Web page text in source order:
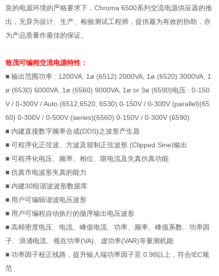
良的电源环境的严格要求下，Chroma 6500系列交流电源供应器的推
出，无异为设计、生产、检验测试工程师，提供最为有效的协助，亦
为产品质量作最佳的保证。
致茂可编程交流电源特性：
■ 输出范围功率 : 1200VA, 1ø (6512) 2000VA, 1ø (6520) 3000VA, 1
ø (6530) 6000VA, 1ø (6560) 9000VA, 1ø or 3ø (6590)电压 : 0-150
V / 0-300V / Auto (6512,6520, 6530) 0-150V / 0-300V (parallel)(65
60) 0-300V / 0-500V (series)(6560) 0-150V / 0-300V (6590)
■ 内建直接数字频率合成(DDS)之波形产生器
■ 可程序化正弦波、方波及箝制正弦波形 (Clipped Sine)输出
■可程序化电压、频率、相位、限电流及失真仿真功能
■仿真市电波形失真的能力
■ 内建30组谐波波形数据库
■ 用户可编辑谐波电压波形
■ 用户可编程自动执行的循序输出电压波形
■高精密度电压、电流、峰值电流、功率、频率、峰值系数、功率因
子、浪涌电流、视在功率(VA) 、虚功率(VAR)等量测机能
■功率因子校正线路，提升输入端功率因子至 0.98以上，符合IEC规
范